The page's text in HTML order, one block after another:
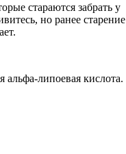
стараются забрать у
но ранее старение
альфа-липоевая кислота.